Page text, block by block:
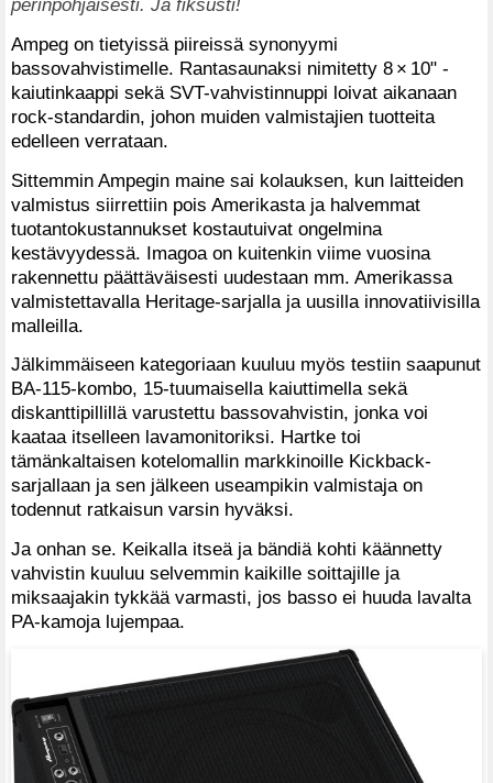
perinpohjaisesti. Ja fiksusti!
Ampeg on tietyissä piireissä synonyymi
bassovahvistimelle. Rantasaunaksi nimitetty 8 × 10" -
kaiutinkaappi sekä SVT-vahvistinnuppi loivat aikanaan
rock-standardin, johon muiden valmistajien tuotteita
edelleen verrataan.
Sittemmin Ampegin maine sai kolauksen, kun laitteiden
valmistus siirrettiin pois Amerikasta ja halvemmat
tuotantokustannukset kostautuivat ongelmina
kestävyydessä. Imagoa on kuitenkin viime vuosina
rakennettu päättäväisesti uudestaan mm. Amerikassa
valmistettavalla Heritage-sarjalla ja uusilla innovatiivisilla
malleilla.
Jälkimmäiseen kategoriaan kuuluu myös testiin saapunut
BA-115-kombo, 15-tuumaisella kaiuttimella sekä
diskanttipillillä varustettu bassovahvistin, jonka voi
kaataa itselleen lavamonitoriksi. Hartke toi
tämänkaltaisen kotelomallin markkinoille Kickback-
sarjallaan ja sen jälkeen useampikin valmistaja on
todennut ratkaisun varsin hyväksi.
Ja onhan se. Keikalla itseä ja bändiä kohti käännetty
vahvistin kuuluu selvemmin kaikille soittajille ja
miksaajakin tykkää varmasti, jos basso ei huuda lavalta
PA-kamoja lujempaa.